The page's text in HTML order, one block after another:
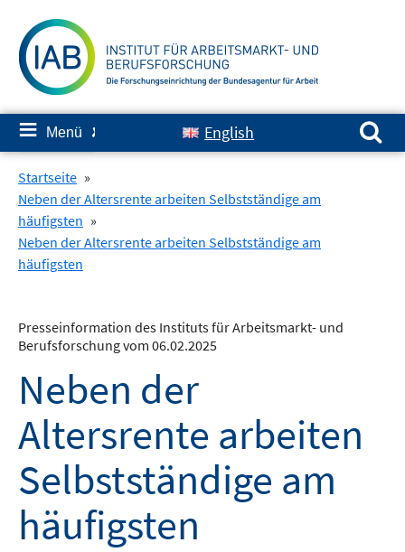
zum
Inhalt
≡ Menü ✘ English
Suchen nach:
Startseite »
Neben der Altersrente arbeiten Selbstständige am
häufigsten »
Neben der Altersrente arbeiten Selbstständige am
häufigsten
Presseinformation des Instituts für Arbeitsmarkt- und
Berufsforschung vom 06.02.2025
Neben der
Altersrente arbeiten
Selbstständige am
häufigsten